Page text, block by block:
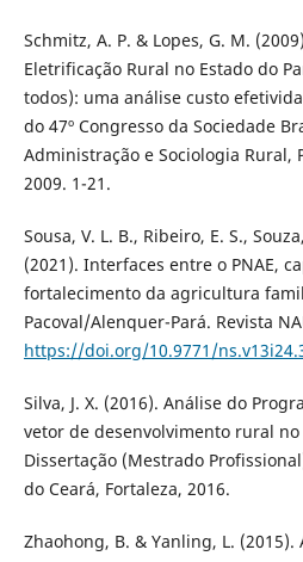
Schmitz, A. P. & Lopes, G. M.
Eletrificação Rural no Estado do
todos): uma análise custo
do 47º Congresso da Sociedade
Administração e Sociologia Rural,
2009. 1-21.
Sousa, V. L. B., Ribeiro, E. S.,
(2021). Interfaces entre o PNAE,
fortalecimento da agricultura
Pacoval/Alenquer-Pará. Revista
https://doi.org/10.9771/
Silva, J. X. (2016). Análise do
vetor de desenvolvimento rural no
Dissertação (Mestrado
do Ceará, Fortaleza, 2016.
Zhaohong, B. & Yanling, L. (2015).